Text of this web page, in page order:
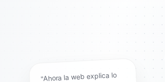
"Ahora la web explica lo